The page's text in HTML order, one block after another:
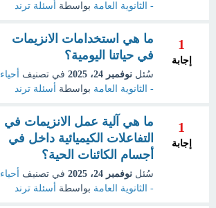
- الثانوية العامة بواسطة أسئلة ترند
1
إجابة
ما هي استخدامات الانزيمات
في حياتنا اليومية؟
سُئل نوفمبر 24، 2025 في تصنيف
أحياء
- الثانوية العامة بواسطة أسئلة ترند
1
إجابة
ما هي آلية عمل الانزيمات في
التفاعلات الكيميائية داخل في
أجسام الكائنات الحية؟
سُئل نوفمبر 24، 2025 في تصنيف
أحياء
- الثانوية العامة بواسطة أسئلة ترند